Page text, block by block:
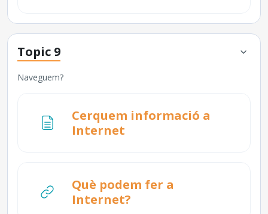
Topic 9
Naveguem?
Cerquem informació a
Internet
Què podem fer a
Internet?